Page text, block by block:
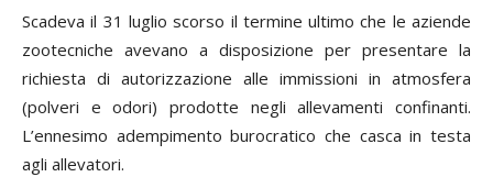
Scadeva il 31 luglio scorso il termine ultimo che le aziende
zootecniche avevano a disposizione per presentare la
richiesta di autorizzazione alle immissioni in atmosfera
(polveri e odori) prodotte negli allevamenti confinanti.
L’ennesimo adempimento burocratico che casca in testa
agli allevatori.